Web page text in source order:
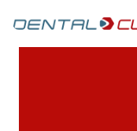
contenuto